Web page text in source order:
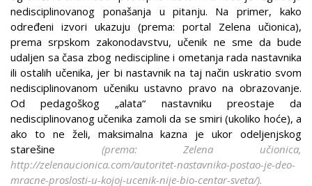
nedisciplinovanog ponašanja u pitanju. Na primer, kako
određeni izvori ukazuju (prema: portal Zelena učionica),
prema srpskom zakonodavstvu, učenik ne sme da bude
udaljen sa časa zbog nediscipline i ometanja rada nastavnika
ili ostalih učenika, jer bi nastavnik na taj način uskratio svom
nedisciplinovanom učeniku ustavno pravo na obrazovanje.
Od pedagoškog „alata“ nastavniku preostaje da
nedisciplinovanog učenika zamoli da se smiri (ukoliko hoće), a
ako to ne želi, maksimalna kazna je ukor odeljenjskog
starešine (prema:Zelena učionica,
http://zelenaucionica.com/autoritet-nastavnika-postao-je-deo-
mracne-proslosti-u-kojoj-ucenik-nije-bio-centar-sveta/).